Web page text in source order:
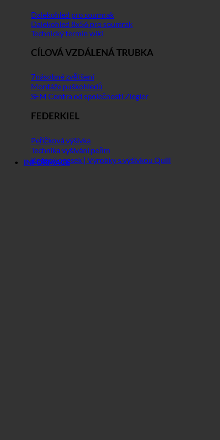
Dalekohled pro soumrak
Dalekohled 8x56 pro soumrak
Technický termín wiki
CÍLOVÁ VZDÁLENÁ TRUBKA
7násobné zvětšení
Montáže puškohledů
SEM Contra od společnosti Ziegler
FEDERKIEL
Peříčková výšivka
Technika vyšívání peřím
Kožený opasek | Výrobky s výšivkou Quill
INFORMACE